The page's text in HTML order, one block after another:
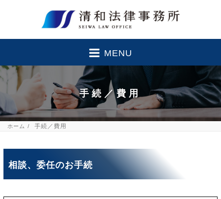
MENU
手続／費用
ホーム 手続／費用
相談、委任のお手続